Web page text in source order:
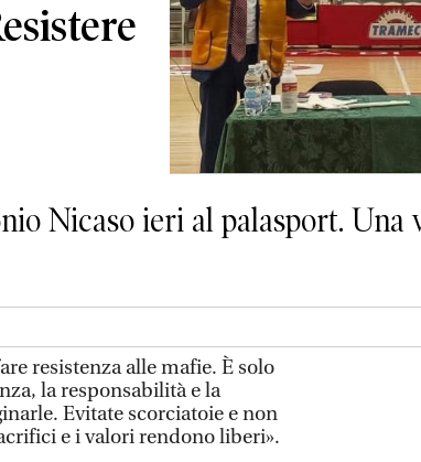
Nicaso ieri al palasport.
resistenza alle mafie. È solo
la responsabilità e la
Evitate scorciatoie e non
e i valori rendono liberi».